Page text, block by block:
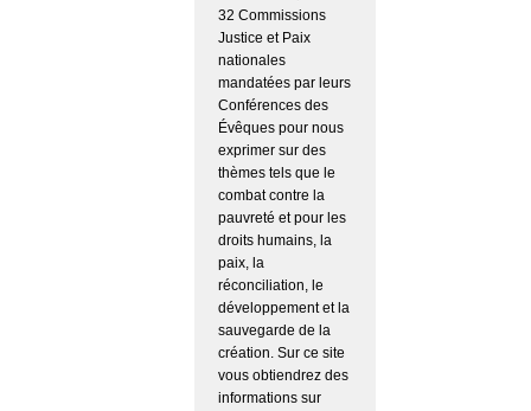
32 Commissions
Justice et Paix
nationales
mandatées par leurs
Conférences des
Évêques pour nous
exprimer sur des
thèmes tels que le
combat contre la
pauvreté et pour les
droits humains, la
paix, la
réconciliation, le
développement et la
sauvegarde de la
création. Sur ce site
vous obtiendrez des
informations sur